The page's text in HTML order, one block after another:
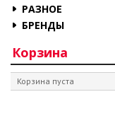
РАЗНОЕ
БРЕНДЫ
Корзина
Корзина пуста